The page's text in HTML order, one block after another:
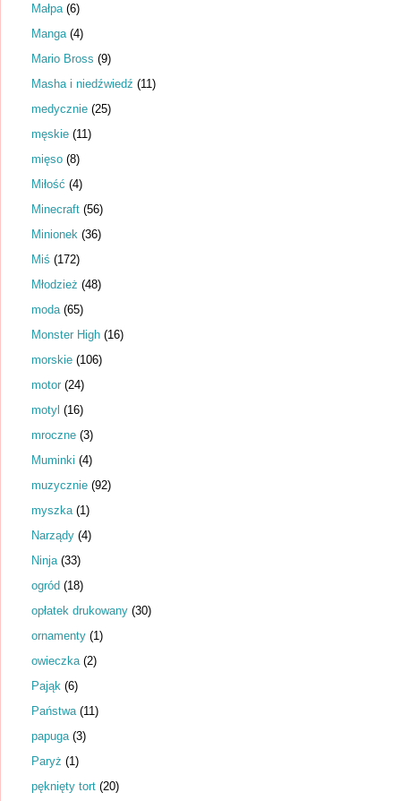
Małpa (6)
Manga (4)
Mario Bross (9)
Masha i niedźwiedź (11)
medycznie (25)
męskie (11)
mięso (8)
Miłość (4)
Minecraft (56)
Minionek (36)
Miś (172)
Młodzież (48)
moda (65)
Monster High (16)
morskie (106)
motor (24)
motyl (16)
mroczne (3)
Muminki (4)
muzycznie (92)
myszka (1)
Narządy (4)
Ninja (33)
ogród (18)
opłatek drukowany (30)
ornamenty (1)
owieczka (2)
Pająk (6)
Państwa (11)
papuga (3)
Paryż (1)
pęknięty tort (20)